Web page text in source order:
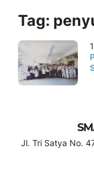
Tag:
Jl. Tri Satya No.